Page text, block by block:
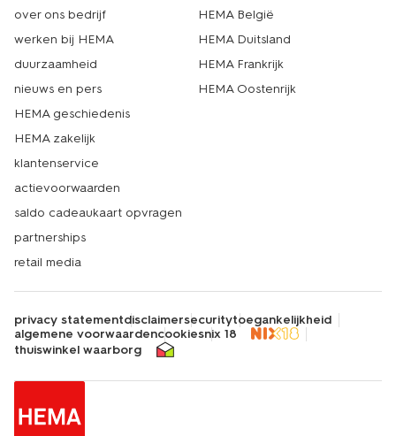
over ons bedrijf
werken bij HEMA
duurzaamheid
nieuws en pers
HEMA geschiedenis
HEMA zakelijk
klantenservice
actievoorwaarden
saldo cadeaukaart opvragen
partnerships
retail media
HEMA België
HEMA Duitsland
HEMA Frankrijk
HEMA Oostenrijk
privacy statementdisclaimersecuritytoegankelijkheid
algemene voorwaardencookiesnix 18
thuiswinkel waarborg